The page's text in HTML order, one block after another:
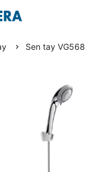
Sen tay VG568